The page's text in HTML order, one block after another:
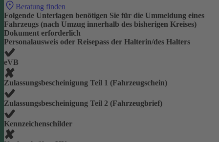
Beratung finden
Folgende Unterlagen benötigen Sie für die Ummeldung eines
Fahrzeugs (nach Umzug innerhalb des bisherigen Kreises)
Dokument erforderlich
Personalausweis oder Reisepass der Halterin/des Halters
eVB
Zulassungsbescheinigung Teil 1 (Fahrzeugschein)
Zulassungsbescheinigung Teil 2 (Fahrzeugbrief)
Kennzeichenschilder